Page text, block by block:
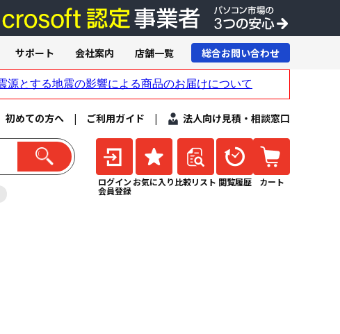
初めての方へ | ご利用ガイド | 法人向け見積・相談窓口
ログイン
会員登録
お気に入り 比較リスト 閲覧履歴 カート
サポート 会社案内 店舗一覧 総合お問い合わせ